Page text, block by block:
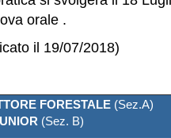
orale .
il 19/07/2018)
FORESTALE (Sez.A)
(Sez. B)